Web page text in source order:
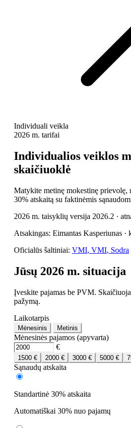
Individuali veikla
2026 m. tarifai
Individualios veiklos
skaičiuoklė
Matykite metinę mokestinę prievolę,
30% atskaitą su faktinėmis
2026 m. taisyklių versija 2026.2 ·
Atsakingas: Eimantas Kasperiunas
Oficialūs šaltiniai: VMI, VMI, Sodra
Jūsų 2026 m. situacija
Įveskite pajamas be PVM.
pažymą.
Laikotarpis
Mėnesinis Metinis
Mėnesinės pajamos (apyvarta)
€
1500 € 2000 € 3000 € 5000 €
Sąnaudų atskaita
Standartinė 30% atskaita
Automatiškai 30% nuo pajamų